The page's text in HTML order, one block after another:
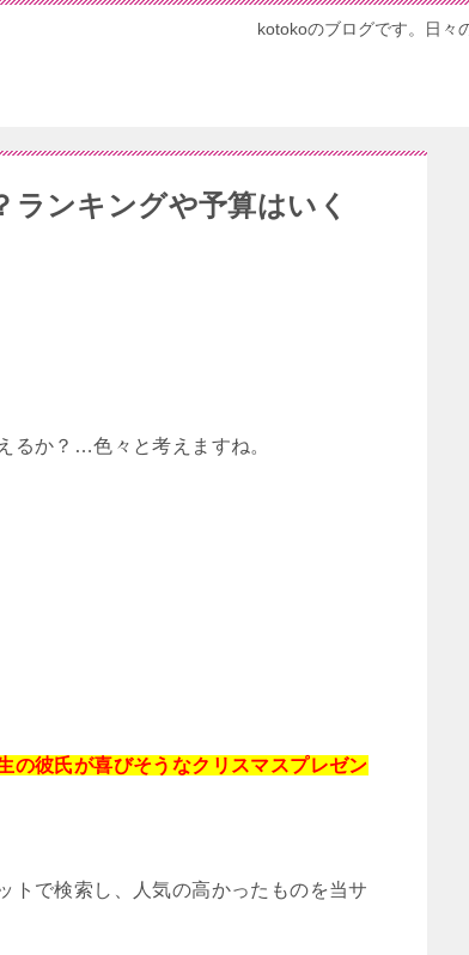
kotokoのブログです。日々
ンキングや予算はいく
るか？…色々と考えますね。
の彼氏が喜びそうなクリスマスプレゼン
トで検索し、人気の高かったものを当サ